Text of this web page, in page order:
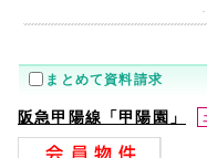
まとめて資料請求
阪急甲陽線「甲陽園」